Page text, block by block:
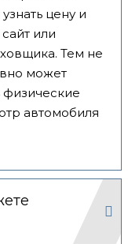
цену и
или
Тем не
может
физические
автомобиля